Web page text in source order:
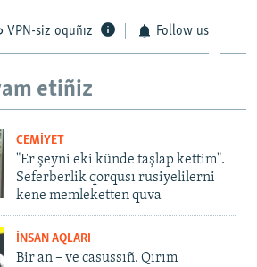
VPN-siz oquñız Follow us
etiñiz
CEMİYET
"Er şeyni eki künde taşlap kettim".
Seferberlik qorqusı rusiyelilerni
kene memleketten quva
İNSAN AQLARI
Bir an – ve casussıñ. Qırım